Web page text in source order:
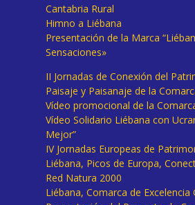
Cantabria Rural
Himno a Liébana
Presentación de la Marca
Sensaciones»
II Jornadas de Conexión del
Paisaje y Paisanaje de la
Vídeo promocional de la
Vídeo Solidario Liébana con
Mejor”
IV Jornadas Europeas de
Liébana, Picos de Europa,
Red Natura 2000
Liébana, Comarca de Excelencia